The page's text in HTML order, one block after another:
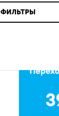
ФИЛЬТРЫ